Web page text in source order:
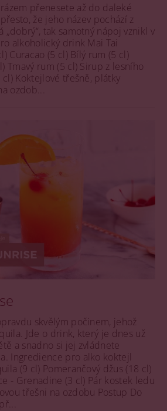
přenesete až do daleké
že jeho název pochází z
„dobrý“, tak samotný nápoj vznikl v
alkoholický drink Mai Tai
Curacao (5 cl) Bílý rum (5 cl)
Tmavý rum (5 cl) Sirup z lesního
Koktejlové třešně, plátky
ozdob...
skvělým počinem, jehož
Jde o drink, který je dnes už
a snadno si jej zvládnete
Ingredience pro alko koktejl
(9 cl) Pomerančový džus (18 cl)
- Grenadine (3 cl) Pár kostek ledu
třešni na ozdobu Postup Do